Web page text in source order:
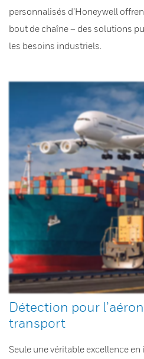
personnalisés d’Honeywell
bout de chaîne – des solutions
les besoins industriels.
Détection pour
transport
Seule une véritable excellence